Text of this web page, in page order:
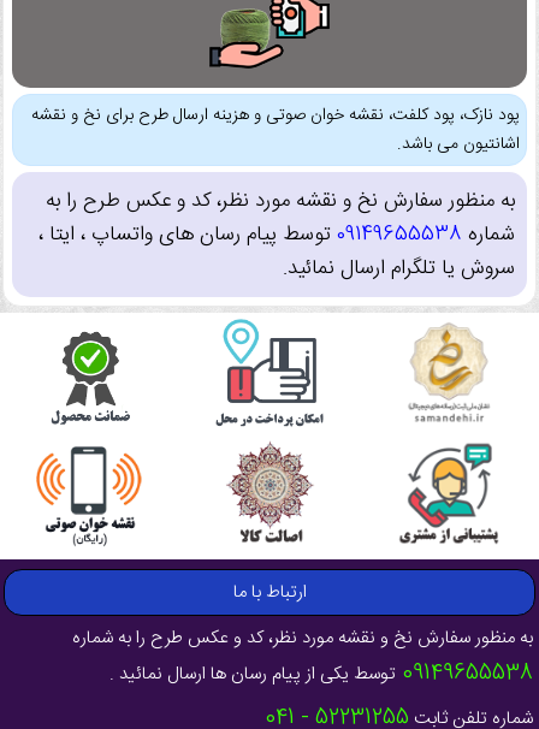
پود نازک، پود کلفت، نقشه خوان صوتی و هزینه ارسال طرح برای نخ و نقشه
اشانتیون می باشد.
به منظور سفارش نخ و نقشه مورد نظر، کد و عکس طرح را به
شماره 09149655538توسط پیام رسان های واتساپ ، ایتا ،
سروش یا تلگرام ارسال نمائید.
ارتباط با ما
به منظور سفارش نخ و نقشه مورد نظر، کد و عکس طرح را به شماره
09149655538 توسط یکی از پیام رسان ها ارسال نمائید .
شماره تلفن ثابت 52231255 - 041